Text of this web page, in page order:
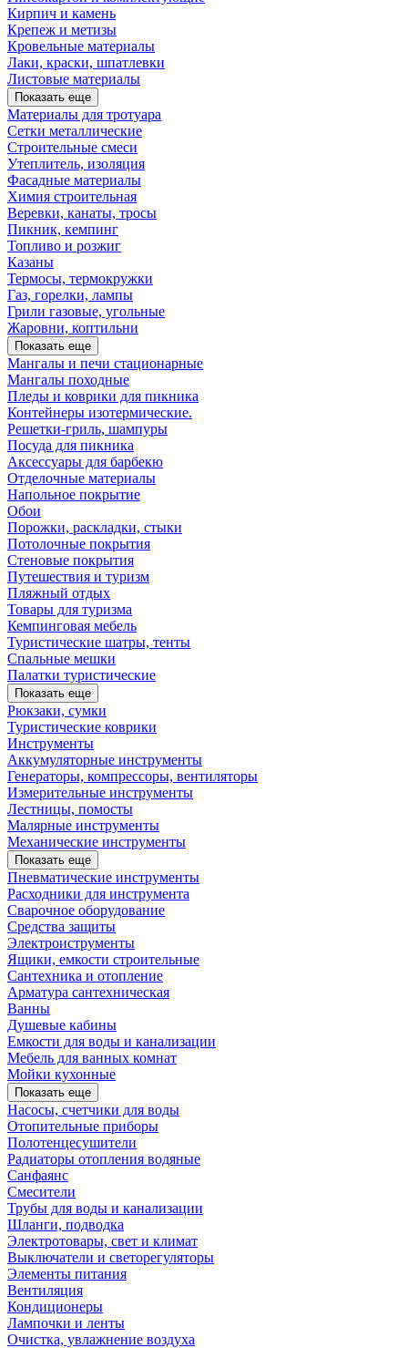
Кирпич и камень
Крепеж и метизы
Кровельные материалы
Лаки, краски, шпатлевки
Листовые материалы
Показать еще
Материалы для тротуара
Сетки металлические
Строительные смеси
Утеплитель, изоляция
Фасадные материалы
Химия строительная
Веревки, канаты, тросы
Пикник, кемпинг
Топливо и розжиг
Казаны
Термосы, термокружки
Газ, горелки, лампы
Грили газовые, угольные
Жаровни, коптильни
Показать еще
Мангалы и печи стационарные
Мангалы походные
Пледы и коврики для пикника
Контейнеры изотермические.
Решетки-гриль, шампуры
Посуда для пикника
Аксессуары для барбекю
Отделочные материалы
Напольное покрытие
Обои
Порожки, раскладки, стыки
Потолочные покрытия
Стеновые покрытия
Путешествия и туризм
Пляжный отдых
Товары для туризма
Кемпинговая мебель
Туристические шатры, тенты
Спальные мешки
Палатки туристические
Показать еще
Рюкзаки, сумки
Туристические коврики
Инструменты
Аккумуляторные инструменты
Генераторы, компрессоры, вентиляторы
Измерительные инструменты
Лестницы, помосты
Малярные инструменты
Механические инструменты
Показать еще
Пневматические инструменты
Расходники для инструмента
Сварочное оборудование
Средства защиты
Электроиструменты
Ящики, емкости строительные
Сантехника и отопление
Арматура сантехническая
Ванны
Душевые кабины
Емкости для воды и канализации
Мебель для ванных комнат
Мойки кухонные
Показать еще
Насосы, счетчики для воды
Отопительные приборы
Полотенцесушители
Радиаторы отопления водяные
Санфаянс
Смесители
Трубы для воды и канализации
Шланги, подводка
Электротовары, свет и климат
Выключатели и светорегуляторы
Элементы питания
Вентиляция
Кондиционеры
Лампочки и ленты
Очистка, увлажнение воздуха